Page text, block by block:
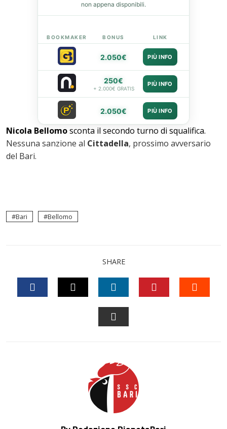
non appena disponibili.
BOOKMAKER BONUS LINK
2.050€ PIÙ INFO
250€
+ 2.000€ GRATIS
PIÙ INFO
2.050€ PIÙ INFO
Nicola Bellomosconta il secondo turno di squalifica.
Nessuna sanzione al Cittadella, prossimo avversario
del Bari.
Bari Bellomo
SHARE
TWITTERLINKEDIN